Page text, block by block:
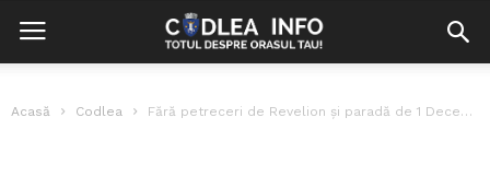
Acasă Codlea Fără petreceri de Revelion și paradă de 1 Decembrie, anunț făcut de...